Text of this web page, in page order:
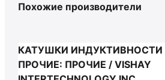
Похожие производители
КАТУШКИ ИНДУКТИВНОСТИ
ПРОЧИЕ: ПРОЧИЕ / VISHAY